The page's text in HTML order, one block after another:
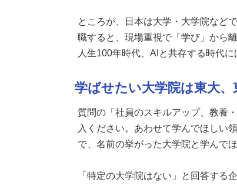
ところが、日本は大学・大学院など
職すると、現場重視で「学び」から
人生100年時代、AIと共存する時代
学ばせたい大学院は東大
質問の「社員のスキルアップ、教養
入ください。あわせて学んでほしい
で、名前の挙がった大学院と学んで
「特定の大学院はない」と回答する